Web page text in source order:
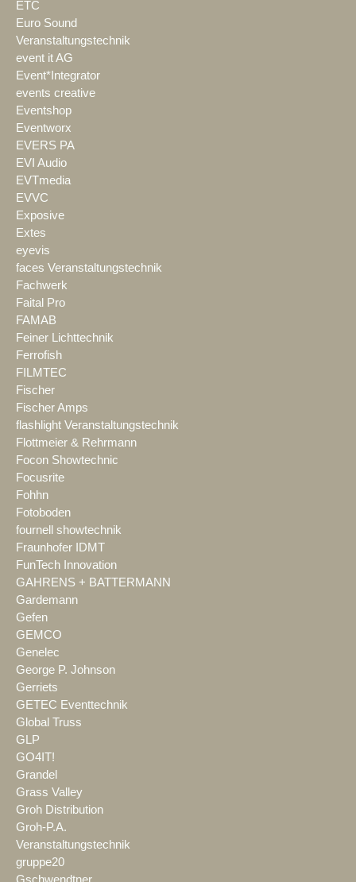
ETC
Euro Sound
Veranstaltungstechnik
event it AG
Event*Integrator
events creative
Eventshop
Eventworx
EVERS PA
EVI Audio
EVTmedia
EVVC
Exposive
Extes
eyevis
faces Veranstaltungstechnik
Fachwerk
Faital Pro
FAMAB
Feiner Lichttechnik
Ferrofish
FILMTEC
Fischer
Fischer Amps
flashlight Veranstaltungstechnik
Flottmeier & Rehrmann
Focon Showtechnic
Focusrite
Fohhn
Fotoboden
fournell showtechnik
Fraunhofer IDMT
FunTech Innovation
GAHRENS + BATTERMANN
Gardemann
Gefen
GEMCO
Genelec
George P. Johnson
Gerriets
GETEC Eventtechnik
Global Truss
GLP
GO4IT!
Grandel
Grass Valley
Groh Distribution
Groh-P.A.
Veranstaltungstechnik
gruppe20